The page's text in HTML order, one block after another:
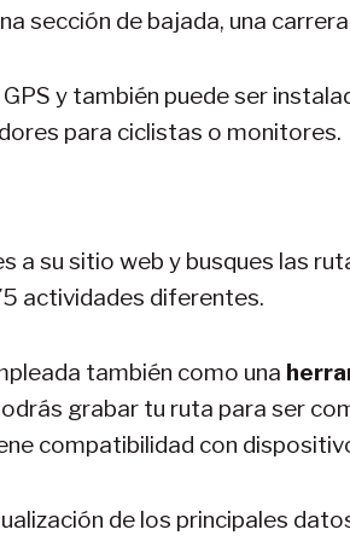
sección de bajada, una
y también puede ser
para ciclistas o monitores.
a su sitio web y busques las
actividades diferentes.
también como una
grabar tu ruta para ser
compatibilidad con
de los principales